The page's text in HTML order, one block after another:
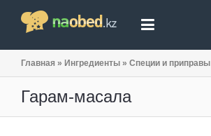
Главная » Ингредиенты » Специи и приправы
Гарам-масала